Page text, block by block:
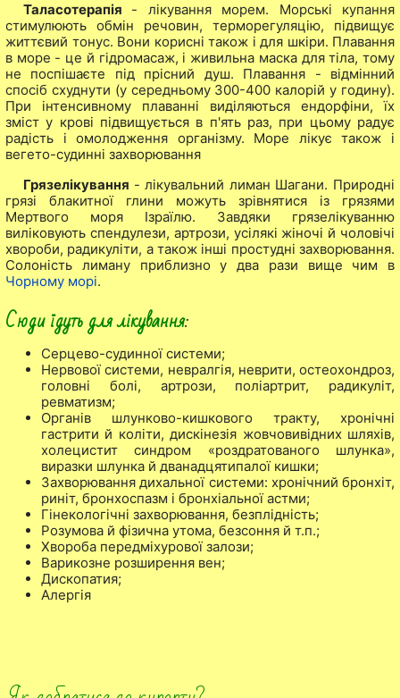
Таласотерапія - лікування морем. Морські купання
стимулюють обмін речовин, терморегуляцію, підвищує
життєвий тонус. Вони корисні також і для шкіри. Плавання
в море - це й гідромасаж, і живильна маска для тіла, тому
не поспішаєте під прісний душ. Плавання - відмінний
спосіб схуднути (у середньому 300-400 калорій у годину).
При інтенсивному плаванні виділяються ендорфіни, їх
зміст у крові підвищується в п'ять раз, при цьому радує
радість і омолодження організму. Море лікує також і
вегето-судинні захворювання
Грязелікування - лікувальний лиман Шагани. Природні
грязі блакитної глини можуть зрівнятися із грязями
Мертвого моря Ізраїлю. Завдяки грязелікуванню
виліковують спендулези, артрози, усілякі жіночі й чоловічі
хвороби, радикуліти, а також інші простудні захворювання.
Солоність лиману приблизно у два рази вище чим в
Чорному морі.
Сюди їдуть для лікування:
Серцево-судинної системи;
Нервової системи, невралгія, неврити, остеохондроз,
головні болі, артрози, поліартрит, радикуліт,
ревматизм;
Органів шлунково-кишкового тракту, хронічні
гастрити й коліти, дискінезія жовчовивідних шляхів,
холецистит синдром «роздратованого шлунка»,
виразки шлунка й дванадцятипалої кишки;
Захворювання дихальної системи: хронічний бронхіт,
риніт, бронхоспазм і бронхіальної астми;
Гінекологічні захворювання, безплідність;
Розумова й фізична утома, безсоння й т.п.;
Хвороба передміхурової залози;
Варикозне розширення вен;
Дископатия;
Алергія